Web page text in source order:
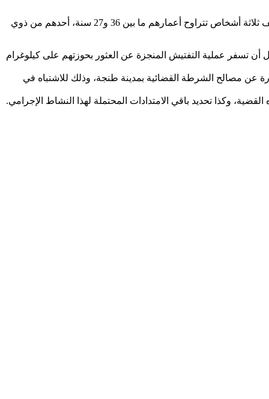
تمكنت عناصر الشرطة القضائية بمنطقة أمن بني مكادة بمدينة طنجة، في الساعات الأولى من صباح اليوم الثلاثاء 23 أبريل الجاري، من توقيف ثلاثة أشخاص تتراوح أعمارهم ما بين 36 و27 سنة، أحدهم من ذوي
تسفر عملية التفتيش المنجزة عن العثور بحوزتهم على كيلوغرام
مصالح الشرطة القضائية بمدينة طنجة، وذلك للاشتباه في
وكذا تحديد باقي الامتدادات المحتملة لهذا النشاط الإجرامي.